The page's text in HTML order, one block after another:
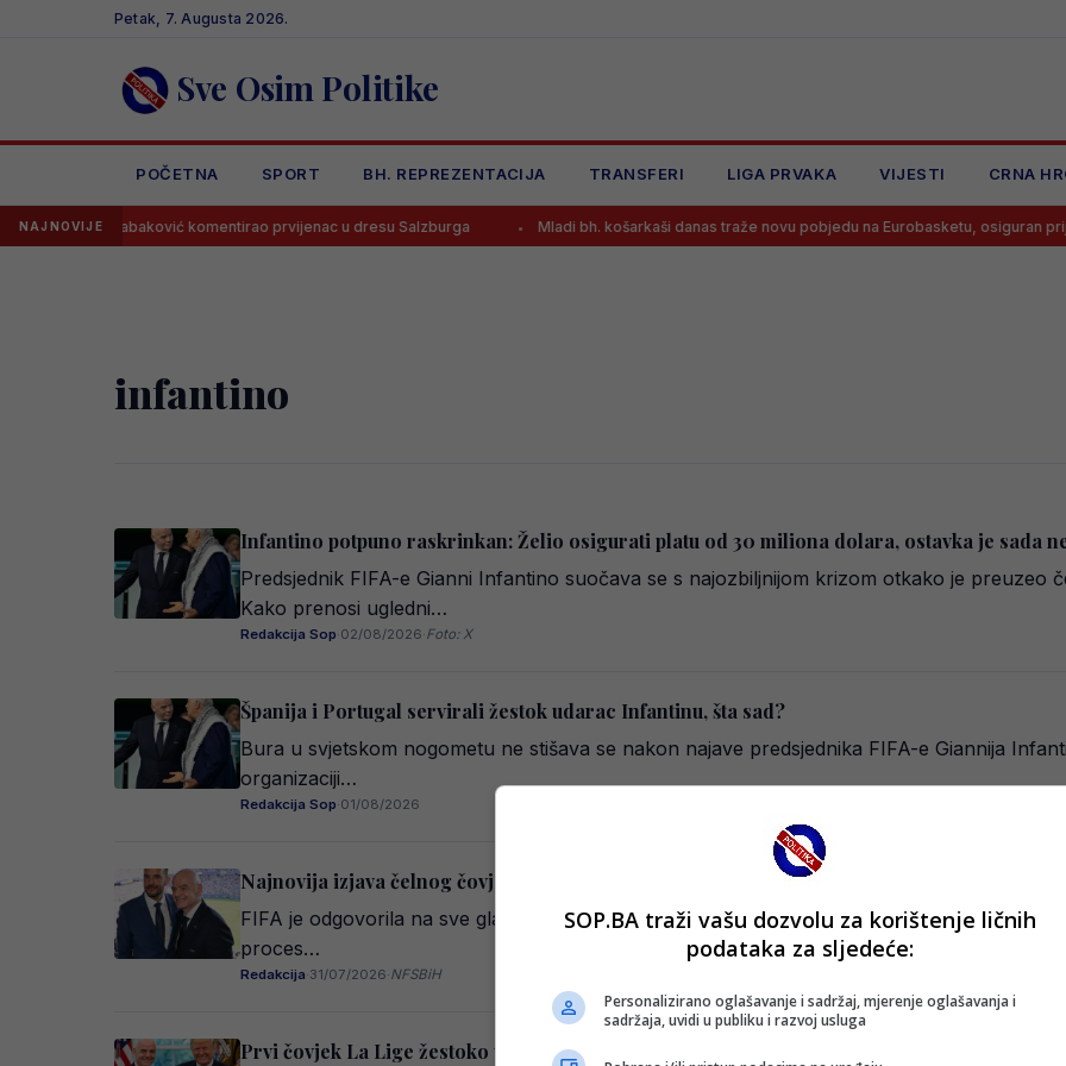
Petak, 7. Augusta 2026.
Sve Osim Politike
POČETNA SPORT BH. REPREZENTACIJA TRANSFERI LIGA PRVAKA VIJESTI CRNA
NAJNOVIJETabaković komentirao prvijenac u dresu Salzburga Mladi bh. košarkaši danas traže novu pobjedu na Eurobasketu, osiguran
infantino
Infantino potpuno raskrinkan: Želio osigurati platu od 30 miliona dolara, ostavka je sada
Predsjednik FIFA-e Gianni Infantino suočava se s najozbiljnijom krizom otkako je preuzeo
Kako prenosi ugledni…
Redakcija Sop·02/08/2026·Foto: X
Španija i Portugal servirali žestok udarac Infantinu, šta sad?
Bura u svjetskom nogometu ne stišava se nakon najave predsjednika FIFA-e Giannija
organizaciji…
Redakcija Sop·01/08/2026
Najnovija izjava čelnog čovjeka FIFA-e razbjesnila nogometni svijet
FIFA je odgovorila na sve glasnije kritike zbog prijedloga da privatnim investitorima
proces…
Redakcija·31/07/2026·NFSBiH
Prvi čovjek La Lige žestoko udario na FIFA-u: “Infantino mora otići”
SOP.BA traži vašu dozvolu za korištenje ličnih
podataka za sljedeće:
Personalizirano oglašavanje i sadržaj, mjerenje oglašavanja i
sadržaja, uvidi u publiku i razvoj usluga